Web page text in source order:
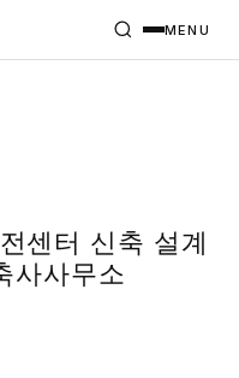
MENU
센터 신축 설계
사사무소